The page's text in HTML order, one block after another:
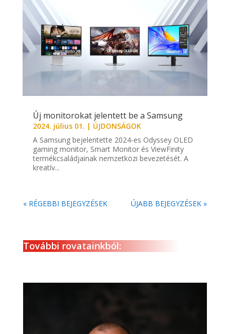
Új monitorokat jelentett be a Samsung
2024. július 01. | ÚJDONSÁGOK
A Samsung bejelentette 2024-es Odyssey OLED
gaming monitor, Smart Monitor és ViewFinity
termékcsaládjainak nemzetközi bevezetését. A
kreatív...
« RÉGEBBI BEJEGYZÉSEK ÚJABB BEJEGYZÉSEK »
További rovatainkból: